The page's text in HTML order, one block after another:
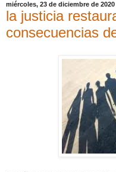
miércoles, 23 de diciembre de 2020
la justicia
consecuencias